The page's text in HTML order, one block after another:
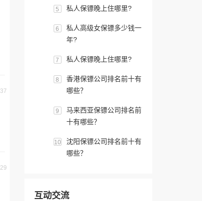
37
29
5 私人保镖晚上住哪里?
6
私人高级女保镖多少钱一
年?
7 私人保镖晚上住哪里?
8
香港保镖公司排名前十有
哪些？
9
马来西亚保镖公司排名前
十有哪些？
10
沈阳保镖公司排名前十有
哪些？
互动交流